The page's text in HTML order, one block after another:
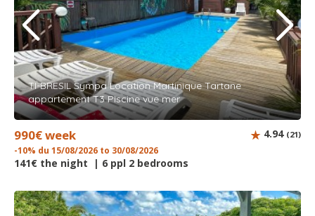
TI-BRESIL Sympa Location Martinique Tartane
appartement T3 Piscine vue mer
990€ week
-10% du 15/08/2026 to 30/08/2026
141€ the night | 6 ppl 2 bedrooms
4.94 (21)